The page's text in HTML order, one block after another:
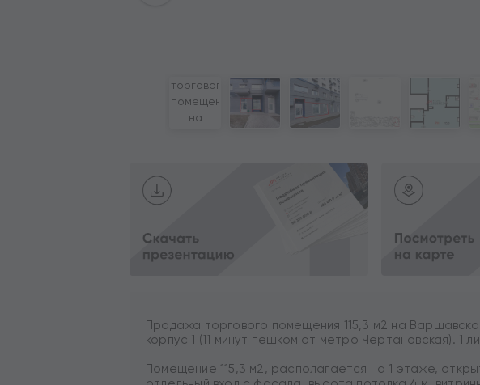
Продажа торгового помещения 115,3 м2 на
корпус 1 (11 минут пешком от метро Чертановская). 1
Помещение 115,3 м2, располагается на 1 этаже,